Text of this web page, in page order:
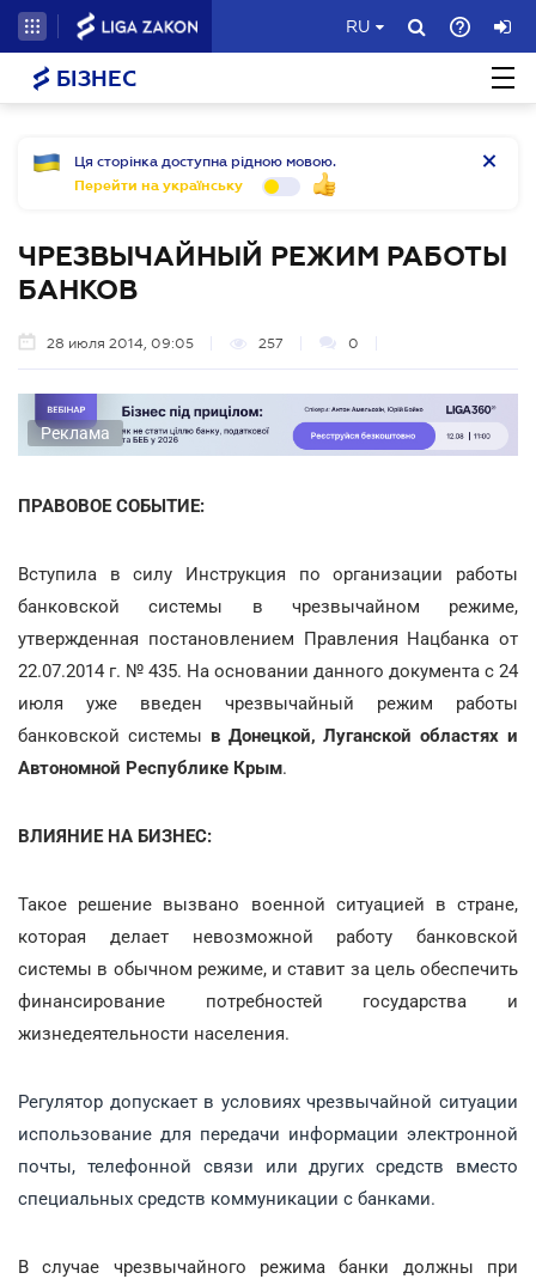
RU
БІЗНЕС
Ця сторінка доступна рідною мовою.
Перейти на українську
ЧРЕЗВЫЧАЙНЫЙ РЕЖИМ РАБОТЫ
БАНКОВ
28 июля 2014, 09:05 257 0
Реклама
ПРАВОВОЕ СОБЫТИЕ:
Вступила в силу Инструкция по организации работы
банковской системы в чрезвычайном режиме,
утвержденная постановлением Правления Нацбанка от
22.07.2014 г. № 435. На основании данного документа с 24
июля уже введен чрезвычайный режим работы
банковской системы в Донецкой, Луганской областях и
Автономной Республике Крым.
ВЛИЯНИЕ НА БИЗНЕС:
Такое решение вызвано военной ситуацией в стране,
которая делает невозможной работу банковской
системы в обычном режиме, и ставит за цель обеспечить
финансирование потребностей государства и
жизнедеятельности населения.
Регулятор допускает в условиях чрезвычайной ситуации
использование для передачи информации электронной
почты, телефонной связи или других средств вместо
специальных средств коммуникации с банками.
В случае чрезвычайного режима банки должны при